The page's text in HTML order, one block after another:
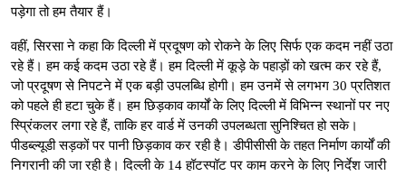
पड़ेगा तो हम तैयार हैं।
वहीं, सिरसा ने कहा कि दिल्ली में प्रदूषण को रोकने के लिए सिर्फ एक कदम नहीं उठा
रहे हैं। हम कई कदम उठा रहे हैं। हम दिल्ली में कूड़े के पहाड़ों को खत्म कर रहे हैं,
जो प्रदूषण से निपटने में एक बड़ी उपलब्धि होगी। हम उनमें से लगभग 30 प्रतिशत
को पहले ही हटा चुके हैं। हम छिड़काव कार्यों के लिए दिल्ली में विभिन्न स्थानों पर नए
स्प्रिंकलर लगा रहे हैं, ताकि हर वार्ड में उनकी उपलब्धता सुनिश्चित हो सके।
पीडब्ल्यूडी सड़कों पर पानी छिड़काव कर रही है। डीपीसीसी के तहत निर्माण कार्यों की
निगरानी की जा रही है। दिल्ली के 14 हॉटस्पॉट पर काम करने के लिए निर्देश जारी